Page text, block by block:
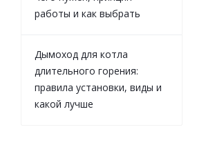
работы и как выбрать
Дымоход для котла
длительного горения:
правила установки, виды и
какой лучше